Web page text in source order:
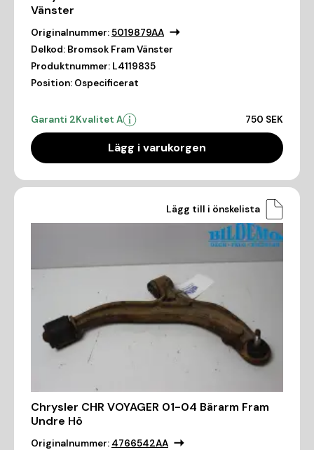
Vänster
Originalnummer:5019879AA
Delkod: Bromsok Fram Vänster
Produktnummer: L4119835
Position: Ospecificerat
Garanti 2Kvalitet A 750 SEK
Lägg i varukorgen
Lägg till i önskelista
Chrysler CHR VOYAGER 01-04 Bärarm Fram
Undre Hö
Originalnummer: 4766542AA